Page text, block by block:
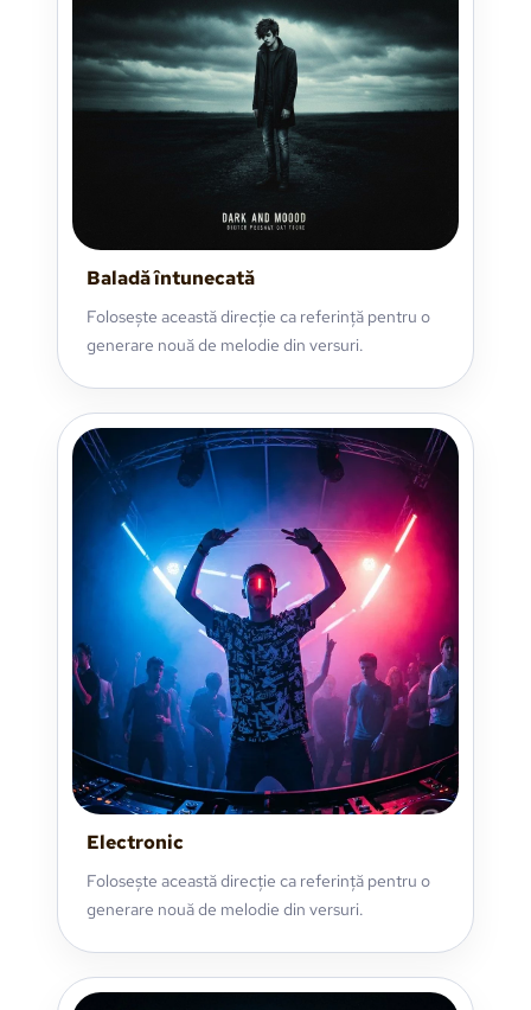
Baladă întunecată
Folosește această direcție ca referință pentru o
generare nouă de melodie din versuri.
Electronic
Folosește această direcție ca referință pentru o
generare nouă de melodie din versuri.